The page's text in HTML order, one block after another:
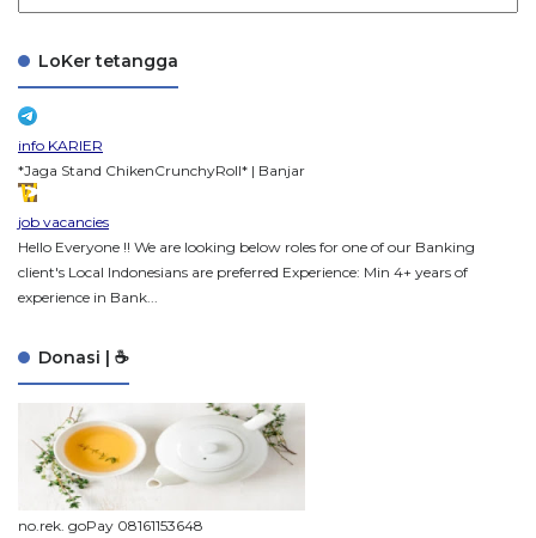
LoKer tetangga
info KARIER
*Jaga Stand ChikenCrunchyRoll* | Banjar
job vacancies
Hello Everyone !! We are looking below roles for one of our Banking
client's Local Indonesians are preferred Experience: Min 4+ years of
experience in Bank...
Donasi | ☕
no.rek. goPay 08161153648